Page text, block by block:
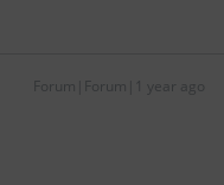
Forum|Forum|1 year ago